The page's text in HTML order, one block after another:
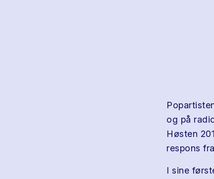
og på
Høsten
respons
I sine